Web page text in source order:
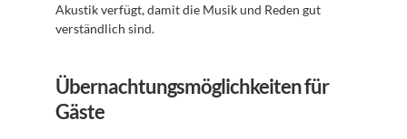
Akustik verfügt, damit die Musik und Reden gut
verständlich sind.
Übernachtungsmöglichkeiten für
Gäste